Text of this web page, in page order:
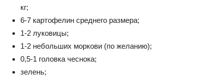
кг;
6-7 картофелин среднего размера;
1-2 луковицы;
1-2 небольших моркови (по желанию);
0,5-1 головка чеснока;
зелень;